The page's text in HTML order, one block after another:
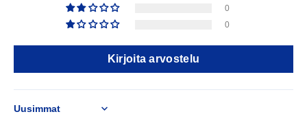
0
0
Kirjoita arvostelu
Sort by